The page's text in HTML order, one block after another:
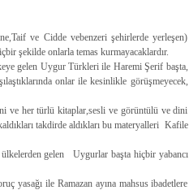
ve Cidde vebenzeri şehirlerde yerleşen)
şekilde onlarla temas kurmayacaklardır.
gelen Uygur Türkleri ile Haremi Şerif başta,
onlar ile kesinlikle görüşmeyecek,
ve her türlü kitaplar,sesli ve görüntülü ve dini
takdirde aldıkları bu materyalleri Kafile
gelen Uygurlar başta hiçbir yabancı
yasağı ile Ramazan ayına mahsus ibadetlere